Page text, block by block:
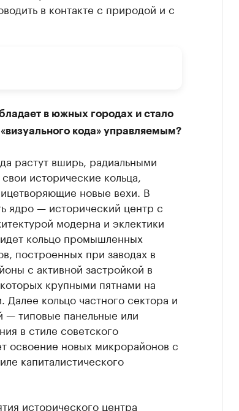
в контакте с природой и с
в южных городах и стало
кода» управляемым?
растут вширь, радиальными
исторические кольца,
новые вехи. В
ядро — исторический центр с
модерна и эклектики
кольцо промышленных
построенных при заводах в
с активной застройкой в
крупными пятнами на
кольцо частного сектора и
— типовые панельные или
в стиле советского
освоение новых микрорайонов с
капиталистического
исторического центра